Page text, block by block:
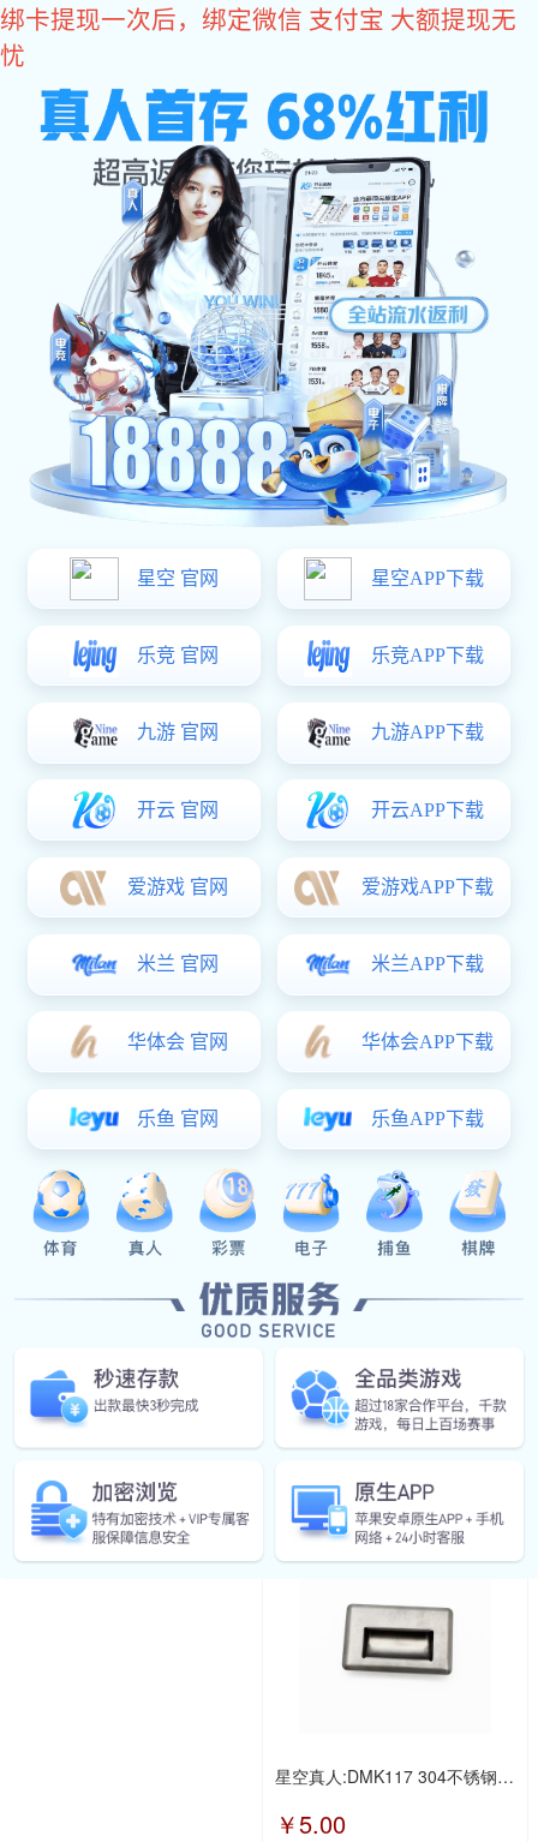
星空真人
您好，欢迎您光临星空真人商城！
星空真人
come2time.com
网站星空真人 关于星空真人
星空真人>产品中心>拉手系列
铰链合页系列
不锈钢脱卸铰
不锈钢折弯铰
铁质扇形铰
铁质脱卸铰
不锈钢扇形铰
弹簧铰链
拉手系列
塑料拉手
精密铸造拉手
铁质拉手
锌合金拉手
搭扣系列
塑料搭扣
不锈钢搭扣
铁质搭扣
导向件
防水盖
限位装置
门锁系列
铰链合页系列 拉手系列
DMK118系列折叠拉手
￥5.00
DK615把手
￥55.00
LS113 304不锈钢拉丝
星空真人:DMK117 304不锈钢拉丝
￥5.00